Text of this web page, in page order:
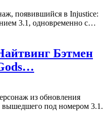
появившийся в Injustice:
3.1, одновременно с…
Бэтмен
из обновления
вышедшего под номером 3.1.